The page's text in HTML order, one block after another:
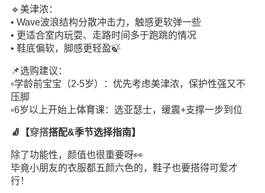
🔹美津浓：
• Wave波浪结构分散冲击力，触感更软弹一些
• 更适合室内玩耍、走路时间多于跑跳的情况
• 鞋底偏软，脚感更轻盈🍃
📌选购建议：
▫️学龄前宝宝（2-5岁）：优先考虑美津浓，保护性强又不
压脚
▫️6岁以上开始上体育课：选亚瑟士，缓震+支撑一步到位
🧦【穿搭搭配&季节选择指南】
除了功能性，颜值也很重要呀👀
毕竟小朋友的衣服都五颜六色的，鞋子也要搭得可爱才
行！